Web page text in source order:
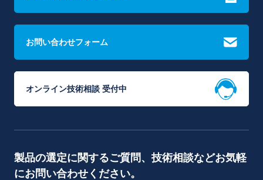
お問い合わせフォーム
オンライン技術相談 受付中
製品の選定に関するご質問、技術相談などお気軽
にお問い合わせください。